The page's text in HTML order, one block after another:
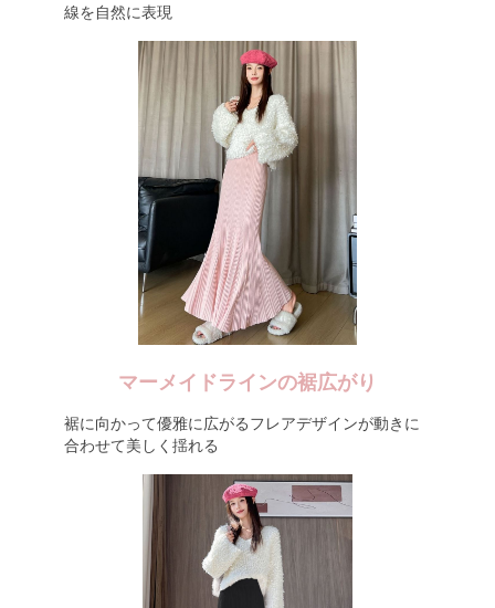
線を自然に表現
マーメイドラインの裾広がり
裾に向かって優雅に広がるフレアデザインが動きに
合わせて美しく揺れる